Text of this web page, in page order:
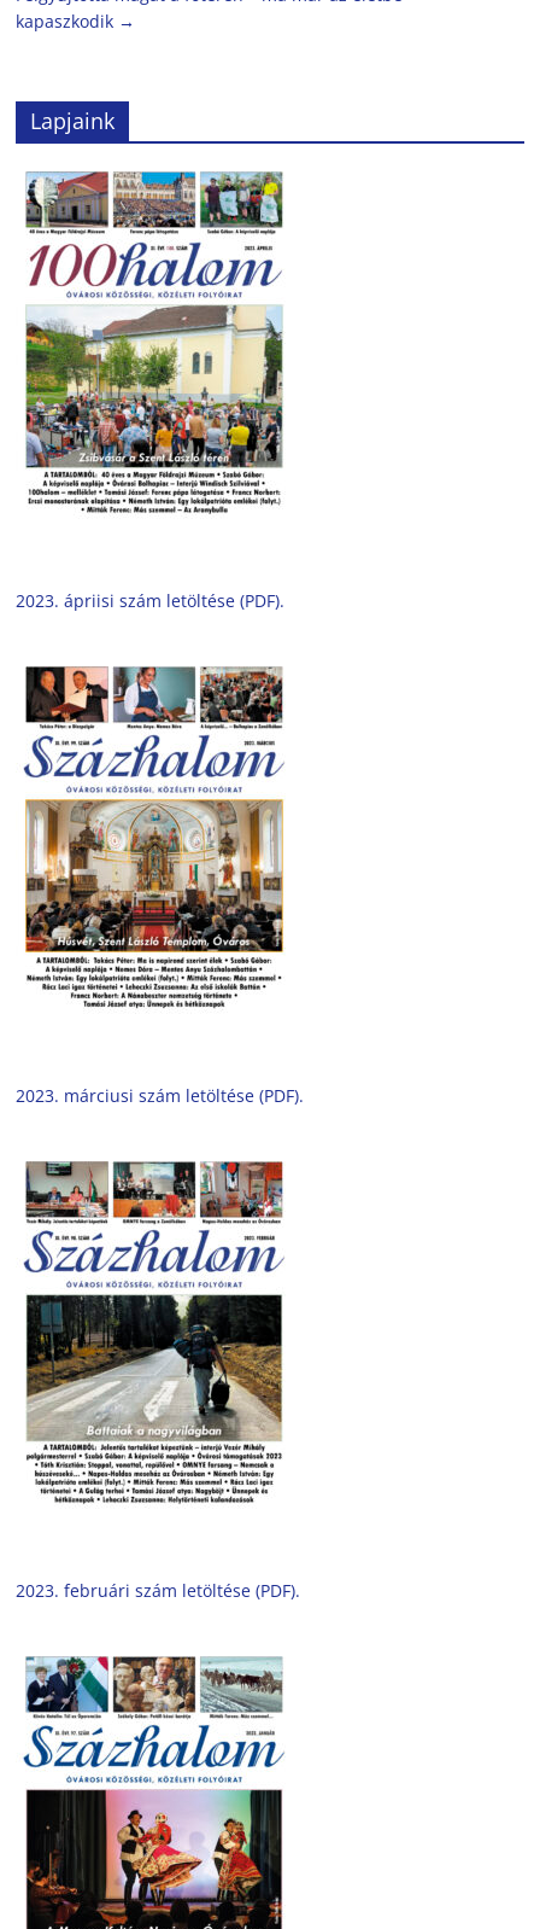
kapaszkodik →
Lapjaink
2023. ápriisi szám letöltése (PDF).
2023. márciusi szám letöltése (PDF).
2023. februári szám letöltése (PDF).